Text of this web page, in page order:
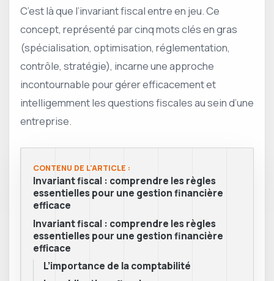
C’est là que l’invariant fiscal entre en jeu. Ce
concept, représenté par cinq mots clés en gras
(spécialisation, optimisation, réglementation,
contrôle, stratégie), incarne une approche
incontournable pour gérer efficacement et
intelligemment les questions fiscales au sein d’une
entreprise.
CONTENU DE L'ARTICLE :
Invariant fiscal : comprendre les règles
essentielles pour une gestion financière
efficace
Invariant fiscal : comprendre les règles
essentielles pour une gestion financière
efficace
L’importance de la comptabilité